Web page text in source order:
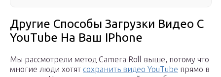
Другие Способы Загрузки Видео С
YouTube На Ваш IPhone
Мы рассмотрели метод Camera Roll выше, потому что
многие люди хотят сохранить видео YouTube прямо в